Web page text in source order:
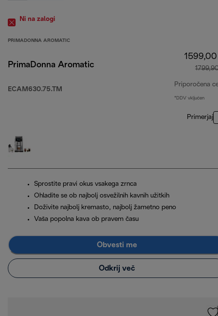
Ni na zalogi
PRIMADONNA AROMATIC
PrimaDonna Aromatic
ECAM630.75.TM
Priporočena
*DDV vključen
Primerjaj
Sprostite pravi okus vsakega zrnca
Ohladite se ob najbolj osvežilnih kavnih užitkih
Doživite najbolj kremasto, najbolj žametno peno
Vaša popolna kava ob pravem času
Obvesti me
Odkrij več